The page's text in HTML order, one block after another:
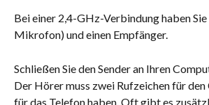
Bei einer 2,4-GHz-Verbindung haben Sie
Mikrofon) und einen Empfänger.
Schließen Sie den Sender an Ihren
Der Hörer muss zwei Rufzeichen für
für das Telefon haben. Oft gibt es